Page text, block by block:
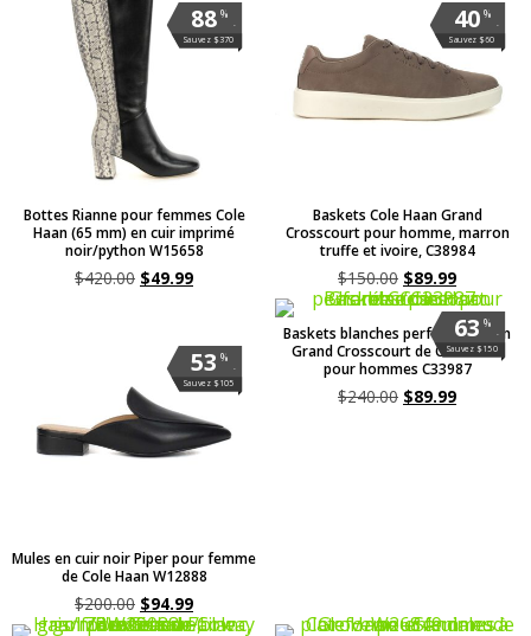
%
.
88
Sauvez $370
Bottes Rianne pour femmes Cole
Haan (65 mm) en cuir imprimé
noir/python W15658
$420.00 $49.99
%
.
40
Sauvez $60
Baskets Cole Haan Grand
Crosscourt pour homme, marron
truffe et ivoire, C38984
$150.00 $89.99
%
.
53
Sauvez $105
Mules en cuir noir Piper pour femme
de Cole Haan W12888
$200.00 $94.99
%
.
63
Sauvez $150
Baskets blanches perforées/paon
Grand Crosscourt de Cole Haan
pour hommes C33987
$240.00 $89.99